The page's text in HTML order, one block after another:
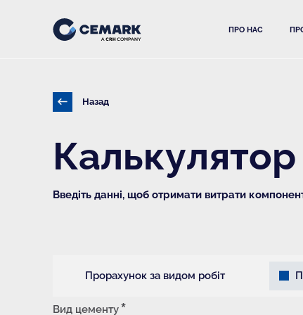
ПРО НАС
Назад
Калькулятор
Введіть данні, щоб отримати витрати
Прорахунок за видом робіт
Вид цементу